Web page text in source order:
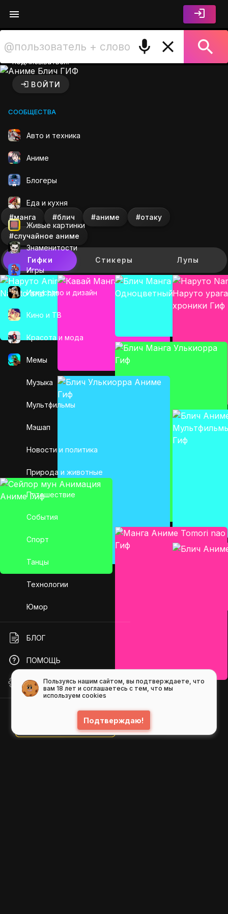
комментировать и
подписываться.
ВОЙТИ
СООБЩЕСТВА
Авто и техника
Аниме
Блогеры
Еда и кухня
Живые картинки
Знаменитости
Игры
Искусcтво и дизайн
Кино и ТВ
Красота и мода
Мемы
Музыка
Мультфильмы
Мэшап
Новости и политика
Природа и животные
Путешествие
События
Спорт
Танцы
Технологии
Юмор
БЛОГ
ПОМОЩЬ
API GIFS
Аниме Блич ГИФ на
#манга #блич #аниме #отаку
#случайное аниме
Гифки Стикеры Лупы
Пользуясь нашим сайтом, вы подтверждаете, что
вам 18 лет и соглашаетесь с тем, что мы
используем cookies
Подтверждаю!